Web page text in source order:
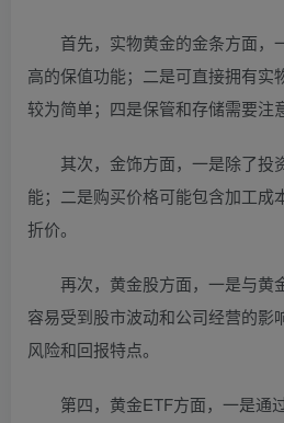
首先，实物黄金的金条方面，
高的保值功能；二是可直接拥有实
较为简单；四是保管和存储需要注
其次，金饰方面，一是除了投
能；二是购买价格可能包含加工成
折价。
再次，黄金股方面，一是与黄
容易受到股市波动和公司经营的影
风险和回报特点。
第四，黄金ETF方面，一是通